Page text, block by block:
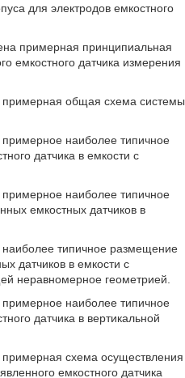
для электродов емкостного
примерная принципиальная
емкостного датчика измерения
общая схема системы
наиболее типичное
датчика в емкости с
наиболее типичное
емкостных датчиков в
типичное размещение
датчиков в емкости с
неравномерное геометрией.
наиболее типичное
датчика в вертикальной
схема осуществления
емкостного датчика